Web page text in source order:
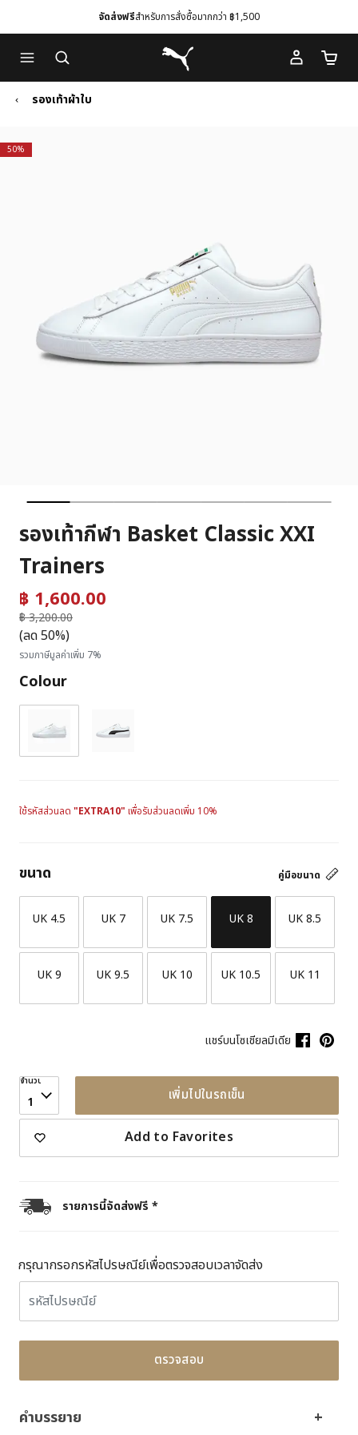
to
Main
content
to
Footer
Content
จัดส่งฟรีสำหรับการสั่งซื้อมากกว่า ฿1,500
Puma โฮม
จำนว
รองเท้าผ้าใบ
50%
รองเท้ากีฬา Basket Classic XXI
Trainers
฿ 1,600.00
฿ 3,200.00
ถึง
(ลด 50%)
รวมภาษีมูลค่าเพิ่ม 7%
Colour
ใช้รหัสส่วนลด "EXTRA10" เพื่อรับส่วนลดเพิ่ม 10%
คู่มือขนาด
ขนาด
UK 4.5 UK 7 UK 7.5 UK 8 UK 8.5
UK 9 UK 9.5 UK 10 UK 10.5 UK 11
แชร์บนโซเชียลมีเดีย
จำนวน
1 เพิ่มไปในรถเข็น
Add to Favorites
รายการนี้จัดส่งฟรี *
กรุณากรอกรหัสไปรษณีย์เพื่อตรวจสอบเวลาจัดส่ง
ตรวจสอบ
คำบรรยาย